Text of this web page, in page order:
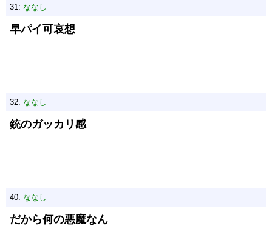
31: ななし
早パイ可哀想
32: ななし
銃のガッカリ感
40: ななし
だから何の悪魔なん